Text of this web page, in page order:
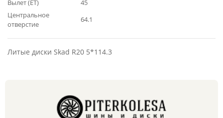
Вылет (ET)
45
Центральное
отверстие
64.1
Литые диски Skad R20 5*114.3